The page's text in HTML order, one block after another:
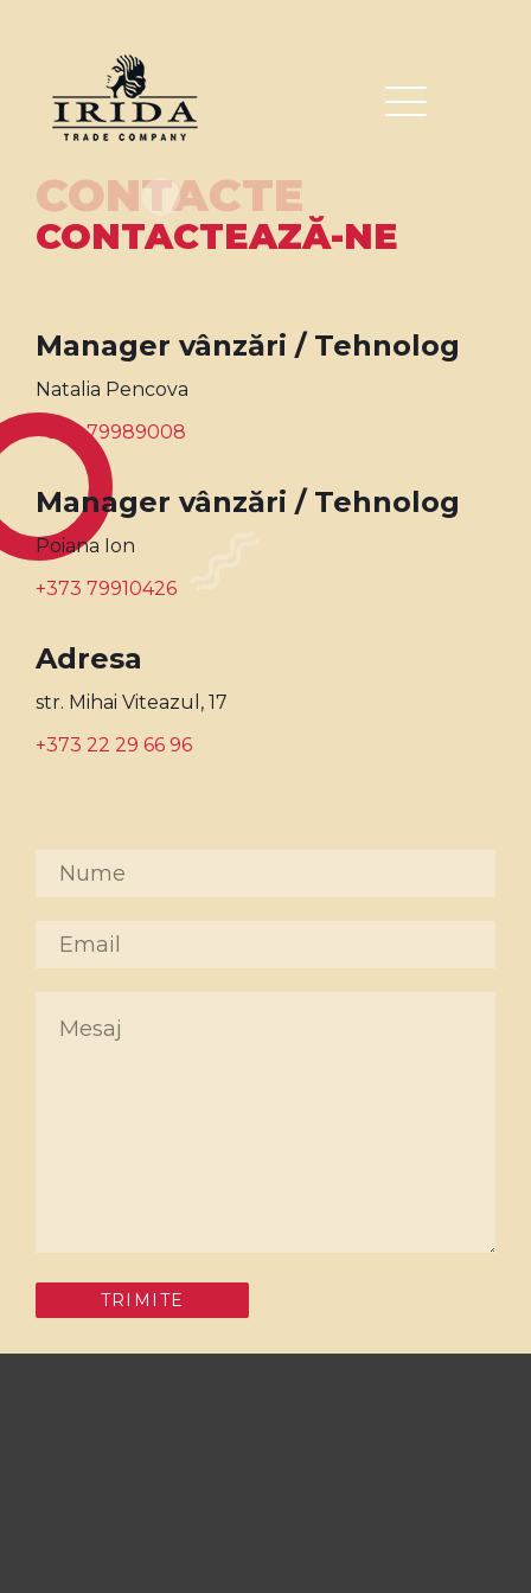
CONTACTEAZĂ-NE
CONTACTE
Manager vânzări / Tehnolog
Natalia Pencova
+373 79989008
Manager vânzări / Tehnolog
Poiana Ion
+373 79910426
Adresa
str. Mihai Viteazul, 17
+373 22 29 66 96